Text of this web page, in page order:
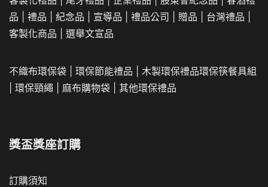
品
禮品 紀念品 宣導品 禮品公司 贈品 台灣禮品
客製化商品
選舉文宣品
不織布環保袋 環保節能禮品 木製環保禮品環保筷餐具組
環保頸繩 麻布購物袋 其他環保禮品
獎盃獎座訂購
訂購須知